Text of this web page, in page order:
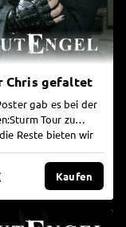
Chris gefaltet
gab es bei der
Tour zu
Reste bieten wir
alle an...
Kaufen